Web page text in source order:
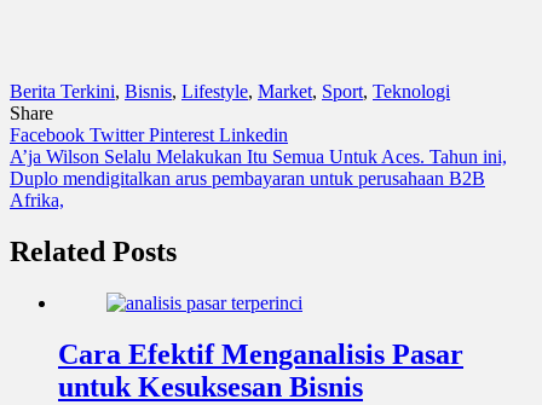
Berita Terkini, Bisnis, Lifestyle, Market, Sport, Teknologi
Share
Facebook TwitterPinterest Linkedin
Navigasi
pos
A’ja Wilson Selalu Melakukan Itu Semua Untuk Aces. Tahun ini,
Duplo mendigitalkan arus pembayaran untuk perusahaan B2B
Afrika,
Related Posts
Cara Efektif Menganalisis Pasar
untuk Kesuksesan Bisnis